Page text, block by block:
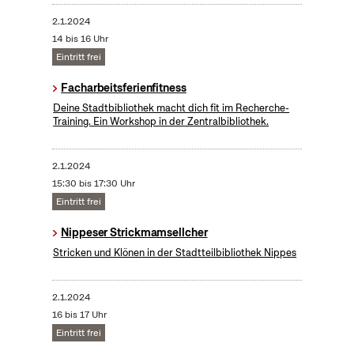
2.1.2024
14 bis 16 Uhr
Eintritt frei
Facharbeitsferienfitness
Deine Stadtbibliothek macht dich fit im Recherche-
Training. Ein Workshop in der Zentralbibliothek.
2.1.2024
15:30 bis 17:30 Uhr
Eintritt frei
Nippeser Strickmamsellcher
Stricken und Klönen in der Stadtteilbibliothek Nippes
2.1.2024
16 bis 17 Uhr
Eintritt frei